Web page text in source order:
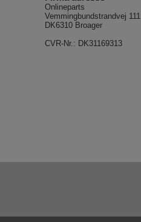
Onlineparts
Vemmingbundstrandvej 111
DK6310 Broager
CVR-Nr.: DK31169313